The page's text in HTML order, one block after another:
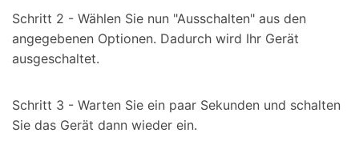
Schritt 2 - Wählen Sie nun "Ausschalten" aus den
angegebenen Optionen. Dadurch wird Ihr Gerät
ausgeschaltet.
Schritt 3 - Warten Sie ein paar Sekunden und schalten
Sie das Gerät dann wieder ein.